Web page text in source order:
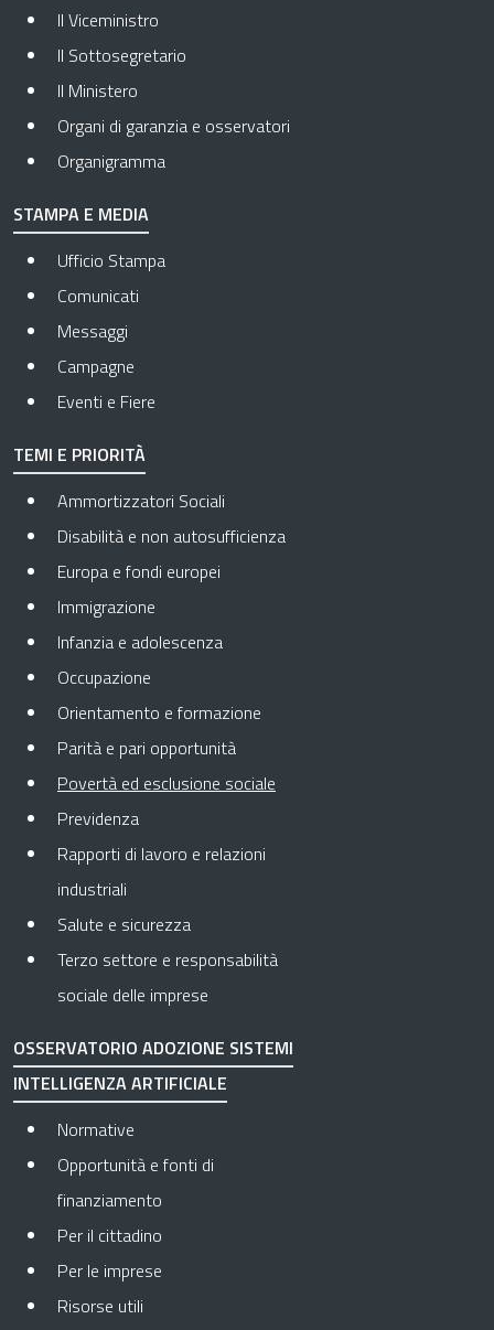
Il Viceministro
Il Sottosegretario
Il Ministero
Organi di garanzia e osservatori
Organigramma
STAMPA E MEDIA
Ufficio Stampa
Comunicati
Messaggi
Campagne
Eventi e Fiere
TEMI E PRIORITÀ
Ammortizzatori Sociali
Disabilità e non autosufficienza
Europa e fondi europei
Immigrazione
Infanzia e adolescenza
Occupazione
Orientamento e formazione
Parità e pari opportunità
Povertà ed esclusione sociale
Previdenza
Rapporti di lavoro e relazioni
industriali
Salute e sicurezza
Terzo settore e responsabilità
sociale delle imprese
OSSERVATORIO ADOZIONE SISTEMI
INTELLIGENZA ARTIFICIALE
Normative
Opportunità e fonti di
finanziamento
Per il cittadino
Per le imprese
Risorse utili